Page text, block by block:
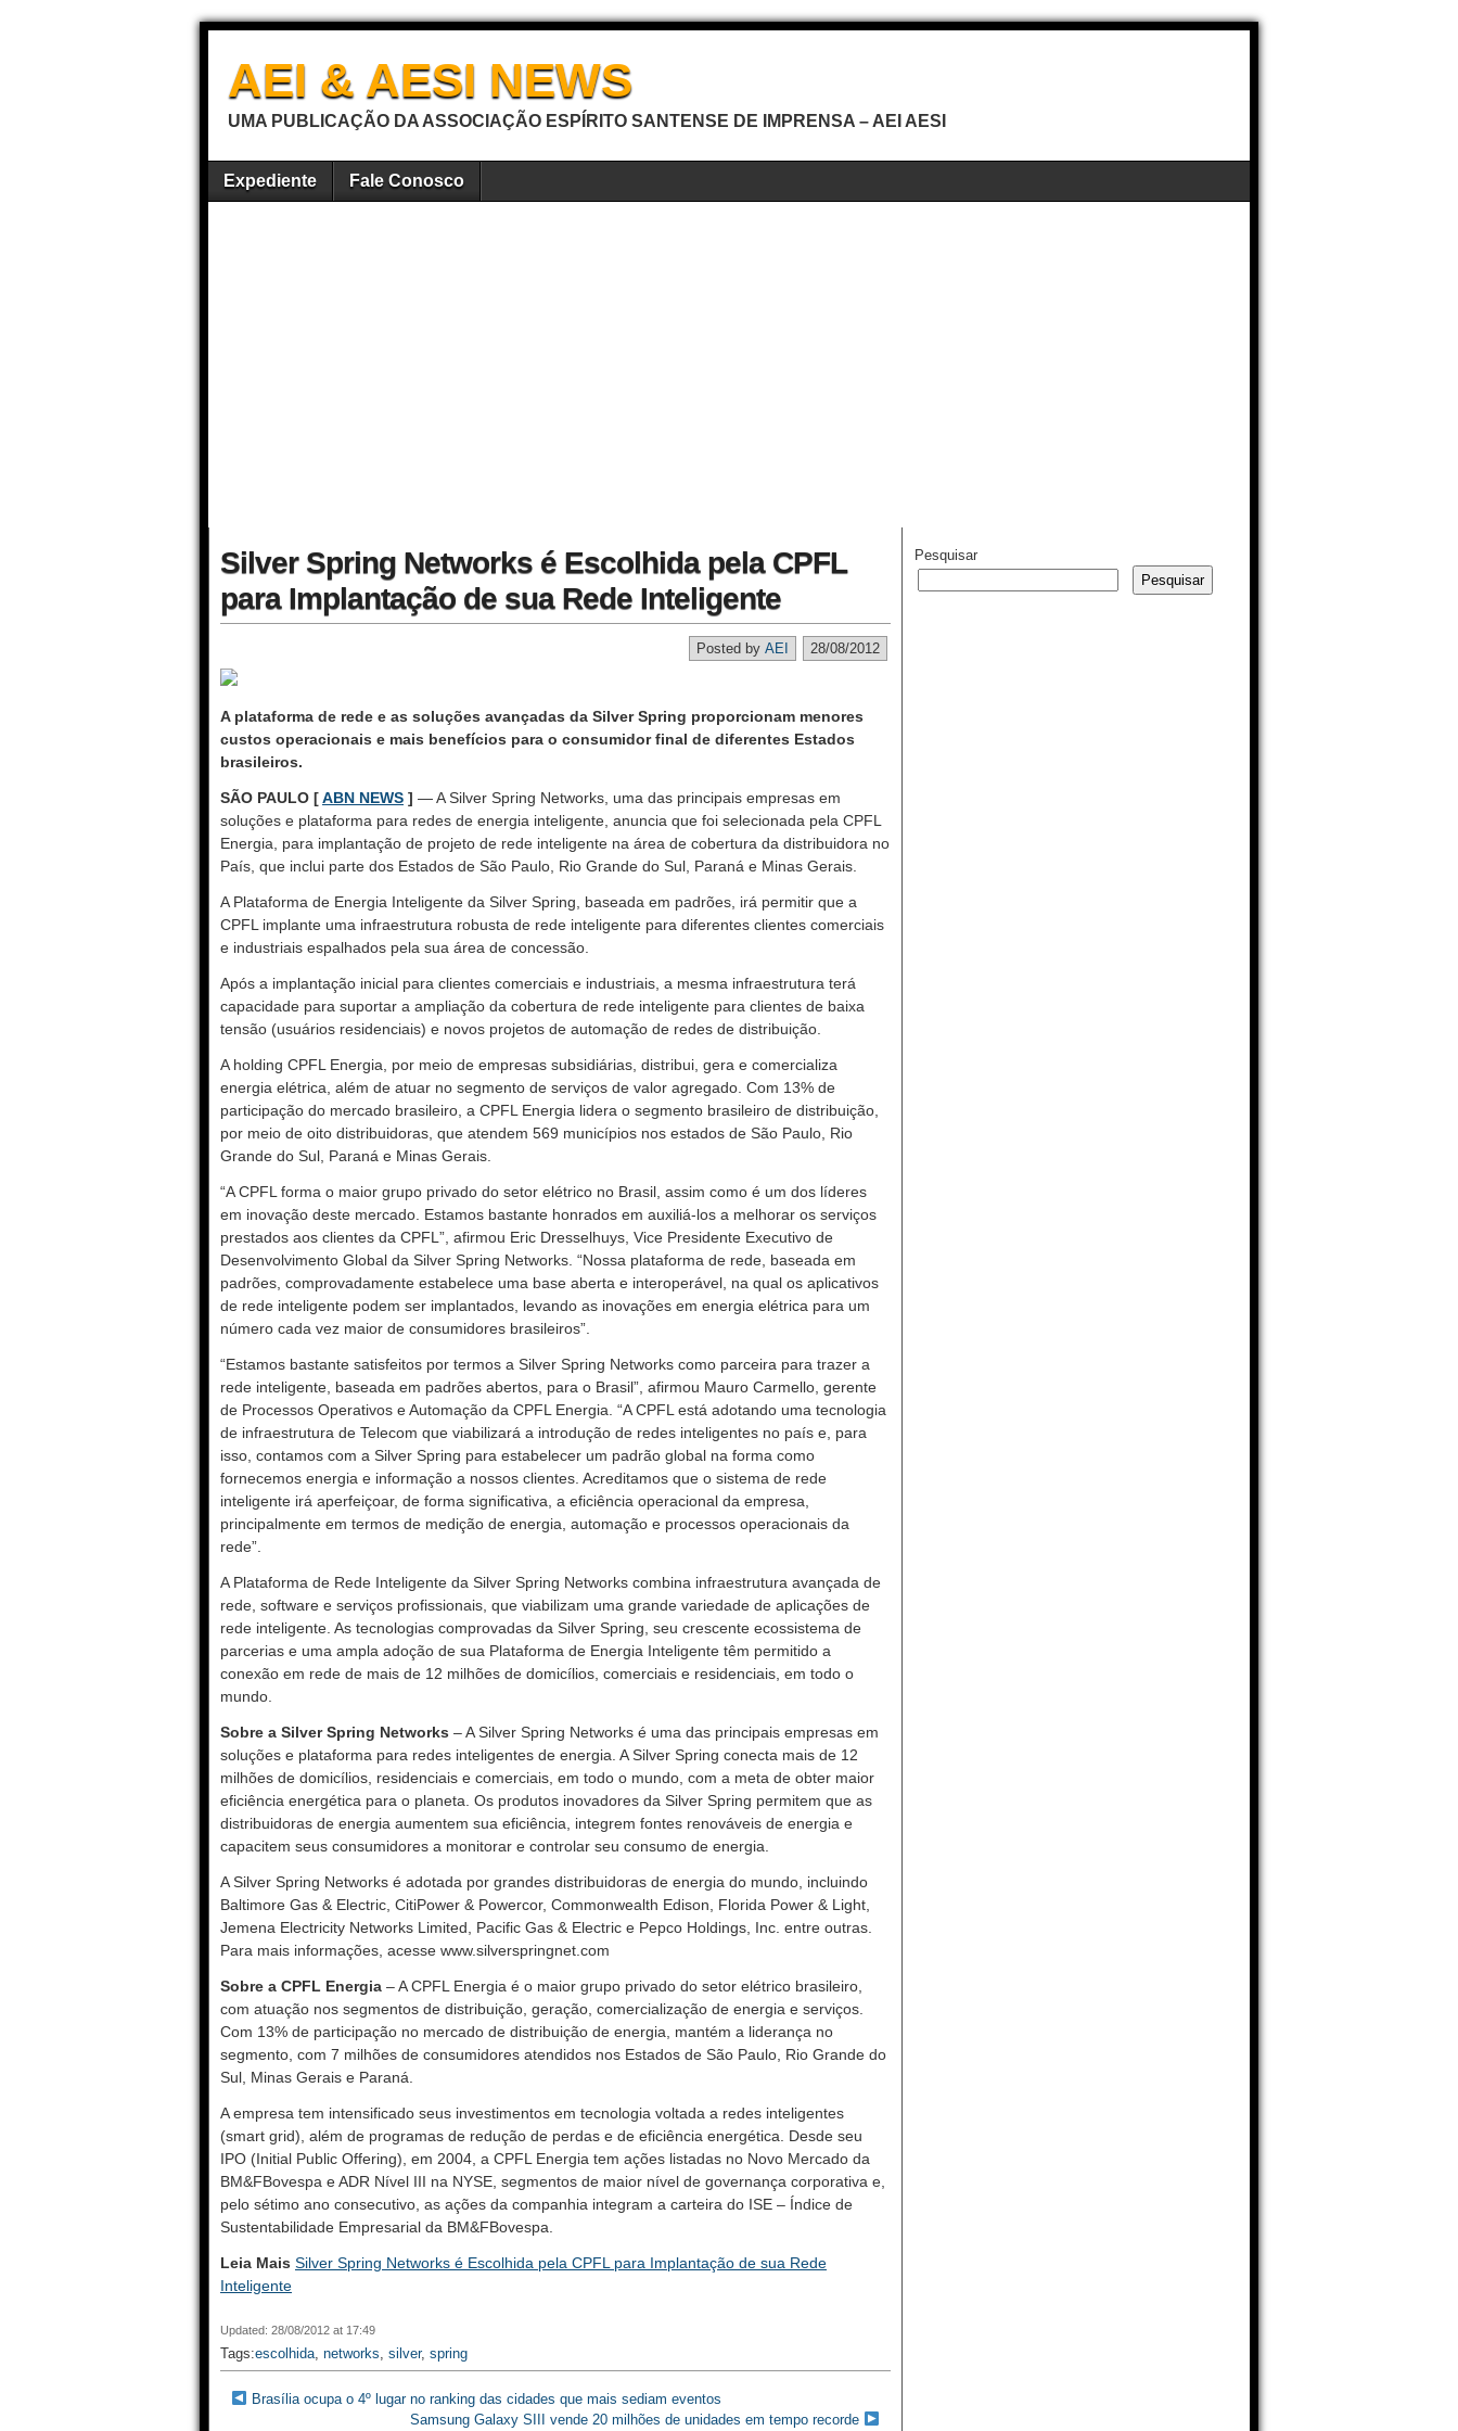
AEI & AESI NEWS
UMA PUBLICAÇÃO DA ASSOCIAÇÃO ESPÍRITO SANTENSE DE IMPRENSA – AEI AESI
Expediente Fale Conosco
Silver Spring Networks é Escolhida pela CPFL
para Implantação de sua Rede Inteligente
28/08/2012
Posted by AEI
A plataforma de rede e as soluções avançadas da Silver Spring proporcionam menores
custos operacionais e mais benefícios para o consumidor final de diferentes Estados
brasileiros.
SÃO PAULO [ABN NEWS ] — A Silver Spring Networks, uma das principais empresas em
soluções e plataforma para redes de energia inteligente, anuncia que foi selecionada pela CPFL
Energia, para implantação de projeto de rede inteligente na área de cobertura da distribuidora no
País, que inclui parte dos Estados de São Paulo, Rio Grande do Sul, Paraná e Minas Gerais.
A Plataforma de Energia Inteligente da Silver Spring, baseada em padrões, irá permitir que a
CPFL implante uma infraestrutura robusta de rede inteligente para diferentes clientes comerciais
e industriais espalhados pela sua área de concessão.
Após a implantação inicial para clientes comerciais e industriais, a mesma infraestrutura terá
capacidade para suportar a ampliação da cobertura de rede inteligente para clientes de baixa
tensão (usuários residenciais) e novos projetos de automação de redes de distribuição.
A holding CPFL Energia, por meio de empresas subsidiárias, distribui, gera e comercializa
energia elétrica, além de atuar no segmento de serviços de valor agregado. Com 13% de
participação do mercado brasileiro, a CPFL Energia lidera o segmento brasileiro de distribuição,
por meio de oito distribuidoras, que atendem 569 municípios nos estados de São Paulo, Rio
Grande do Sul, Paraná e Minas Gerais.
“A CPFL forma o maior grupo privado do setor elétrico no Brasil, assim como é um dos líderes
em inovação deste mercado. Estamos bastante honrados em auxiliá-los a melhorar os serviços
prestados aos clientes da CPFL”, afirmou Eric Dresselhuys, Vice Presidente Executivo de
Desenvolvimento Global da Silver Spring Networks. “Nossa plataforma de rede, baseada em
padrões, comprovadamente estabelece uma base aberta e interoperável, na qual os aplicativos
de rede inteligente podem ser implantados, levando as inovações em energia elétrica para um
número cada vez maior de consumidores brasileiros”.
“Estamos bastante satisfeitos por termos a Silver Spring Networks como parceira para trazer a
rede inteligente, baseada em padrões abertos, para o Brasil”, afirmou Mauro Carmello, gerente
de Processos Operativos e Automação da CPFL Energia. “A CPFL está adotando uma tecnologia
de infraestrutura de Telecom que viabilizará a introdução de redes inteligentes no país e, para
isso, contamos com a Silver Spring para estabelecer um padrão global na forma como
fornecemos energia e informação a nossos clientes. Acreditamos que o sistema de rede
inteligente irá aperfeiçoar, de forma significativa, a eficiência operacional da empresa,
principalmente em termos de medição de energia, automação e processos operacionais da
rede”.
A Plataforma de Rede Inteligente da Silver Spring Networks combina infraestrutura avançada de
rede, software e serviços profissionais, que viabilizam uma grande variedade de aplicações de
rede inteligente. As tecnologias comprovadas da Silver Spring, seu crescente ecossistema de
parcerias e uma ampla adoção de sua Plataforma de Energia Inteligente têm permitido a
conexão em rede de mais de 12 milhões de domicílios, comerciais e residenciais, em todo o
mundo.
Sobre a Silver Spring Networks – A Silver Spring Networks é uma das principais empresas em
soluções e plataforma para redes inteligentes de energia. A Silver Spring conecta mais de 12
milhões de domicílios, residenciais e comerciais, em todo o mundo, com a meta de obter maior
eficiência energética para o planeta. Os produtos inovadores da Silver Spring permitem que as
distribuidoras de energia aumentem sua eficiência, integrem fontes renováveis de energia e
capacitem seus consumidores a monitorar e controlar seu consumo de energia.
A Silver Spring Networks é adotada por grandes distribuidoras de energia do mundo, incluindo
Baltimore Gas & Electric, CitiPower & Powercor, Commonwealth Edison, Florida Power & Light,
Jemena Electricity Networks Limited, Pacific Gas & Electric e Pepco Holdings, Inc. entre outras.
Para mais informações, acesse www.silverspringnet.com
Sobre a CPFL Energia – A CPFL Energia é o maior grupo privado do setor elétrico brasileiro,
com atuação nos segmentos de distribuição, geração, comercialização de energia e serviços.
Com 13% de participação no mercado de distribuição de energia, mantém a liderança no
segmento, com 7 milhões de consumidores atendidos nos Estados de São Paulo, Rio Grande do
Sul, Minas Gerais e Paraná.
A empresa tem intensificado seus investimentos em tecnologia voltada a redes inteligentes
(smart grid), além de programas de redução de perdas e de eficiência energética. Desde seu
IPO (Initial Public Offering), em 2004, a CPFL Energia tem ações listadas no Novo Mercado da
BM&FBovespa e ADR Nível III na NYSE, segmentos de maior nível de governança corporativa e,
pelo sétimo ano consecutivo, as ações da companhia integram a carteira do ISE – Índice de
Sustentabilidade Empresarial da BM&FBovespa.
Leia Mais Silver Spring Networks é Escolhida pela CPFL para Implantação de sua Rede
Inteligente
Updated: 28/08/2012 at 17:49
Tags:escolhida, networks, silver, spring
Brasília ocupa o 4º lugar no ranking das cidades que mais sediam eventos
Samsung Galaxy SIII vende 20 milhões de unidades em tempo recorde
Pesquisar
Pesquisar